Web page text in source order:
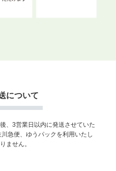
について
、3営業日以内に発送させていた
急便、ゆうパックを利用いたし
ません。